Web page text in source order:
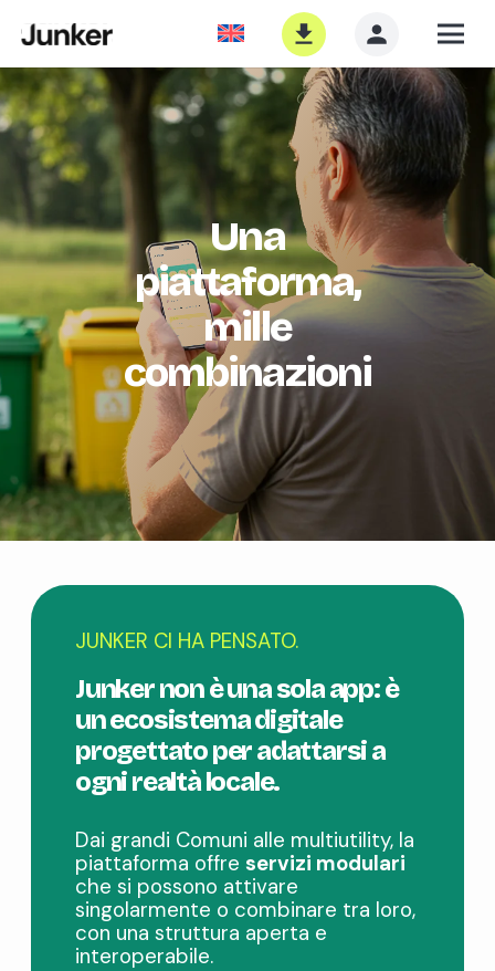
Una
piattaforma,
mille
combinazioni
JUNKER CI HA PENSATO.
Junker non è una sola app: è
un ecosistema digitale
progettato per adattarsi a
ogni realtà locale.
Dai grandi Comuni alle multiutility, la
piattaforma offre servizi modulari
che si possono attivare
singolarmente o combinare tra loro,
con una struttura aperta e
interoperabile.